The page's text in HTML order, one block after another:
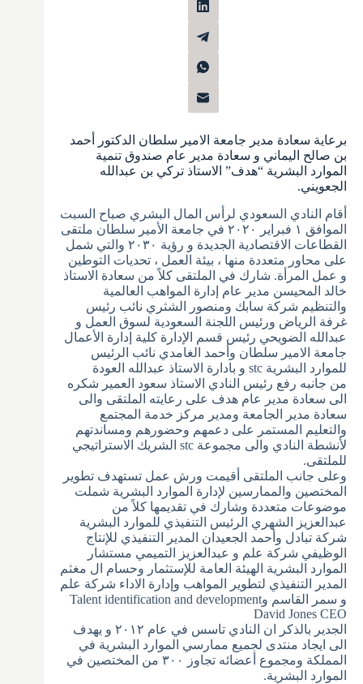
برعاية سعادة مدير جامعة الامير سلطان الدكتور أحمد
بن صالح اليماني و سعادة مدير عام صندوق تنمية
الموارد البشرية “هدف” الاستاذ تركي بن عبدالله
الجعويني.
أقام النادي السعودي لرأس المال البشري صباح السبت
الموافق ١ فبراير ٢٠٢٠ في جامعة الأمير سلطان ملتقى
القطاعات الاقتصادية الجديدة و رؤية ٢٠٣٠ والتي شمل
على محاور متعددة منها ، بيئة العمل ، تحديات التوطين
و عمل المرأة. شارك في الملتقى كلاً من سعادة الاستاذ
خالد المحيسن مدير عام إدارة المواهب العالمية
والتنظيم شركة سابك ومنصور الشثري نائب رئيس
غرفة الرياض ورئيس اللجنة السعودية لسوق العمل و
عبدالله الضويحي رئيس قسم الإدارة كلية إدارة الأعمال
جامعة الامير سلطان وأحمد الغامدي نائب الرئيس
للموارد البشرية stc و بادارة الاستاذ عبدالله العودة
من جانبه رفع رئيس النادي الاستاذ سعود العمير شكره
الى سعادة مدير عام هدف على رعايته الملتقى والى
سعادة مدير الجامعة ومدير مركز خدمة المجتمع
والتعليم المستمر على دعمهم وحضورهم ومساندتهم
لأنشطة النادي والى مجموعة stc الشريك الاستراتيجي
للملتقى.
وعلى جانب الملتقى أقيمت ورش عمل تستهدف تطوير
المختصين والممارسين لإدارة الموارد البشرية شملت
موضوعات متعددة وشارك في تقديمها كلاً من
عبدالعزيز الشهري الرئيس التنفيذي للموارد البشرية
شركة تبادل وأحمد الجعيدان المدير التنفيذي للإنتاج
الوظيفي شركة علم و عبدالعزيز التميمي مستشار
الموارد البشرية الهيئة العامة للإستثمار وحسام ال مغثم
المدير التنفيذي لتطوير المواهب وإدارة الاداء شركة علم
و سمر القاسم وTalent identification and development
David Jones CEO
الجدير بالذكر ان النادي تاسس في عام ٢٠١٢ و يهدف
الى ايجاد منتدى لجميع ممارسي الموارد البشرية في
المملكة ومجموع أعضائه تجاوز ٣٠٠ من المختصين في
الموارد البشرية.